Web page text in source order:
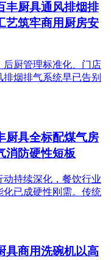
丰厨具通风排烟排
艺筑牢商用厨房安
后厨管理标准化、门店
烟排气系统早已告别
厨具全标配煤气房
消防硬性短板
持续深化，餐饮行业
已成硬性刚需。传统
具商用洗碗机以高